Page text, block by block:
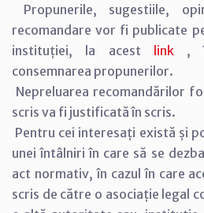
Propunerile, sugestiile,
recomandare vor fi publicate
instituției, la acest link, în
consemnarea propunerilor.
Nepreluarea recomandărilor
scris va fi justificată în scris.
Pentru cei interesați există și
unei întâlniri în care să se
act normativ, în cazul în care
scris de către o asociație legal